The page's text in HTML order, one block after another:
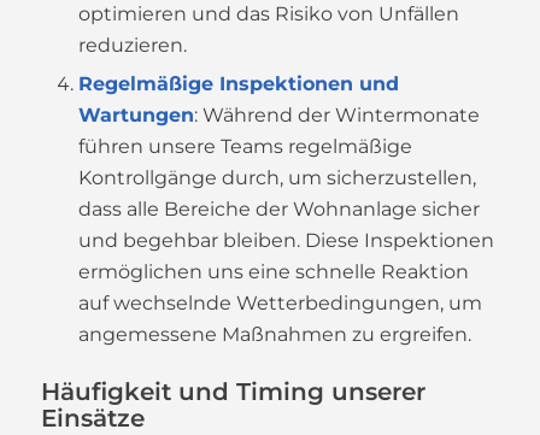
optimieren und das Risiko von Unfällen
reduzieren.
Regelmäßige Inspektionen und
Wartungen: Während der Wintermonate
führen unsere Teams regelmäßige
Kontrollgänge durch, um sicherzustellen,
dass alle Bereiche der Wohnanlage sicher
und begehbar bleiben. Diese Inspektionen
ermöglichen uns eine schnelle Reaktion
auf wechselnde Wetterbedingungen, um
angemessene Maßnahmen zu ergreifen.
Häufigkeit und Timing unserer
Einsätze